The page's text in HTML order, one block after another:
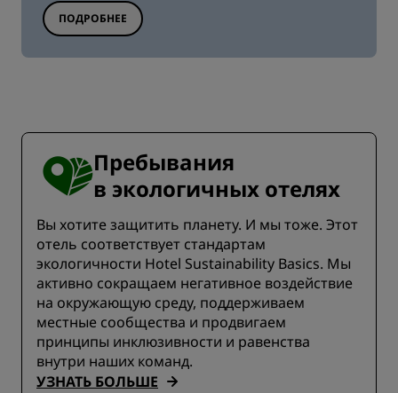
ПОДРОБНЕЕ
Пребывания
в экологичных отелях
Вы хотите защитить планету. И мы тоже. Этот
отель соответствует стандартам
экологичности Hotel Sustainability Basics. Мы
активно сокращаем негативное воздействие
на окружающую среду, поддерживаем
местные сообщества и продвигаем
принципы инклюзивности и равенства
внутри наших команд.
УЗНАТЬ БОЛЬШЕ